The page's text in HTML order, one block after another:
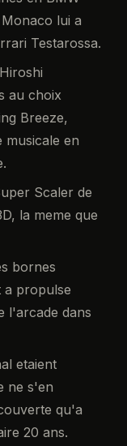
lui a
Testarossa.
au choix
Breeze,
musicale en
Scaler de
la meme que
bornes
a propulse
l'arcade dans
etaient
ne s'en
qu'a
20 ans.